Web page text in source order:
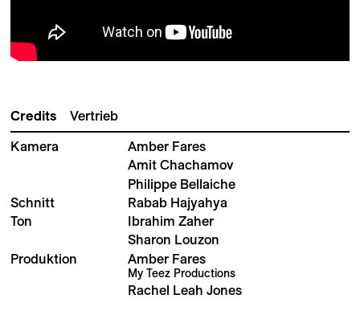
Credits Vertrieb
Kamera
Amber Fares
Amit Chachamov
Philippe Bellaiche
Schnitt
Rabab Hajyahya
Ton
Ibrahim Zaher
Sharon Louzon
Produktion
Amber Fares
My Teez Productions
Rachel Leah Jones